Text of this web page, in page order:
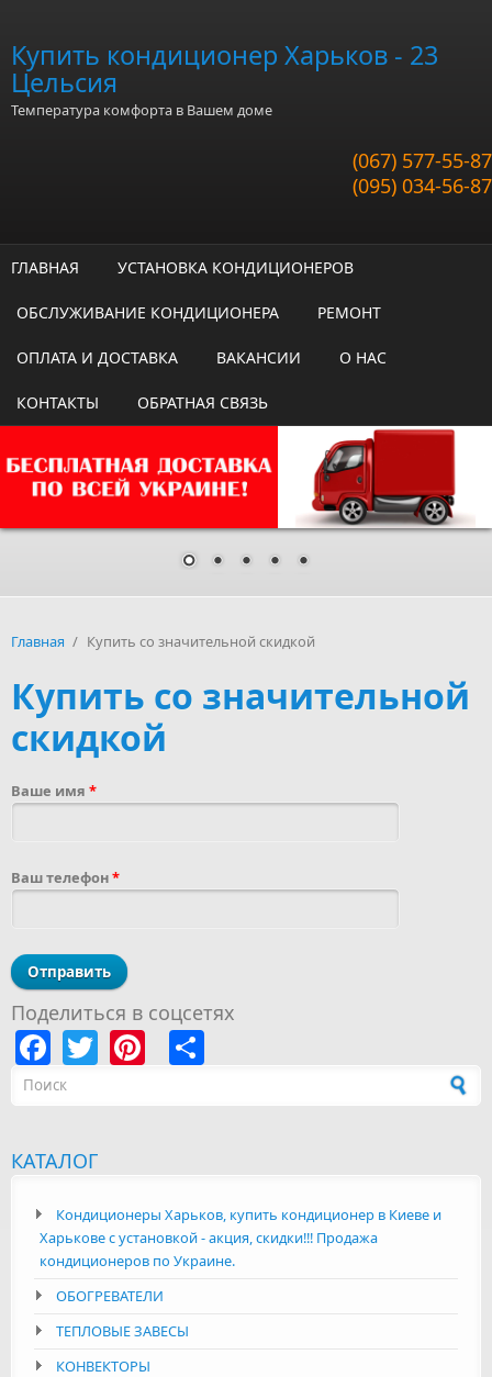
Купить кондиционер Харьков - 23
Цельсия
Температура комфорта в Вашем доме
(067) 577-55-87
(095) 034-56-87
ГЛАВНАЯ УСТАНОВКА КОНДИЦИОНЕРОВ
ОБСЛУЖИВАНИЕ КОНДИЦИОНЕРА РЕМОНТ
ОПЛАТА И ДОСТАВКА ВАКАНСИИ О НАС
КОНТАКТЫ ОБРАТНАЯ СВЯЗЬ
Главная / Купить со значительной скидкой
Купить со значительной
скидкой
Ваше имя *
Ваш телефон*
Поделиться в соцсетях
Facebook
TwitterPinterest
Форма поиска
КАТАЛОГ
Кондиционеры Харьков, купить кондиционер в Киеве и
Харькове с установкой - акция, скидки!!! Продажа
кондиционеров по Украине.
ОБОГРЕВАТЕЛИ
ТЕПЛОВЫЕ ЗАВЕСЫ
КОНВЕКТОРЫ